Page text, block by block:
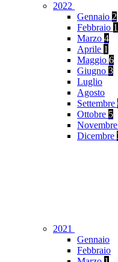
2022
Gennaio 2
Febbraio 1
Marzo 4
Aprile 1
Maggio 6
Giugno 3
Luglio
Agosto
Settembre
Ottobre 5
Novembre
Dicembre
2021
Gennaio
Febbraio